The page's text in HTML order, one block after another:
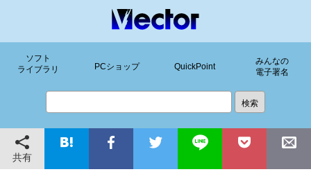
ソフト
ライブラリ
PCショップ QuickPoint
みんなの
電子署名
共有